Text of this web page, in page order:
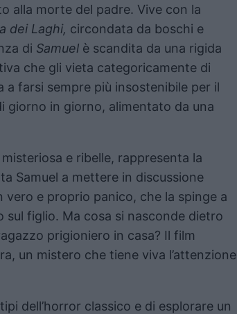
alla morte del padre. Vive con la
dei Laghi, circondata da boschi e
di Samuel è scandita da una rigida
che gli vieta categoricamente di
farsi sempre più insostenibile per il
giorno in giorno, alimentato da una
e ribelle, rappresenta la
Samuel a mettere in discussione
vero e proprio panico, che la spinge a
figlio. Ma cosa si nasconde dietro
prigioniero in casa? Il film
un mistero che tiene viva l’attenzione
dell’horror classico e di esplorare un